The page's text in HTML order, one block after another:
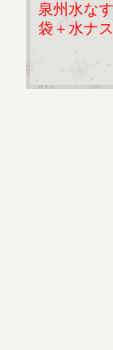
泉州水な
袋＋水ナ